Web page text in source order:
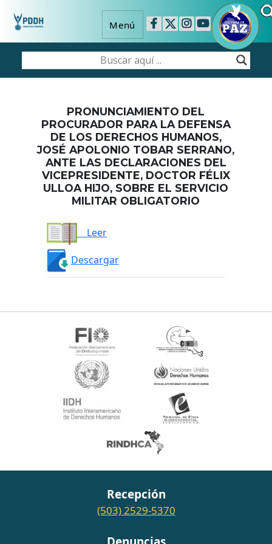
Menú
PRONUNCIAMIENTO DEL
PROCURADOR PARA LA DEFENSA
DE LOS DERECHOS HUMANOS,
JOSÉ APOLONIO TOBAR SERRANO,
ANTE LAS DECLARACIONES DEL
VICEPRESIDENTE, DOCTOR FÉLIX
ULLOA HIJO, SOBRE EL SERVICIO
MILITAR OBLIGATORIO
Leer
Descargar
Recepción
(503) 2529-5370